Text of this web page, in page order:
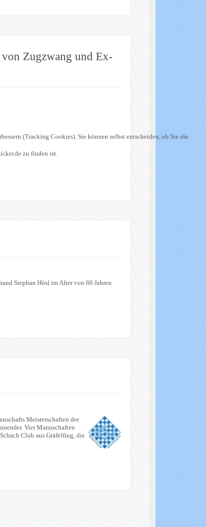
Zugzwang und Ex-
zu finden ist.
Stephan Hösl im Alter von 60 Jahren
Meisterschaften der
Vier Mannschaften
Club aus Gräfelfing, die
(Tracking Cookies). Sie können selbst entscheiden, ob Sie die